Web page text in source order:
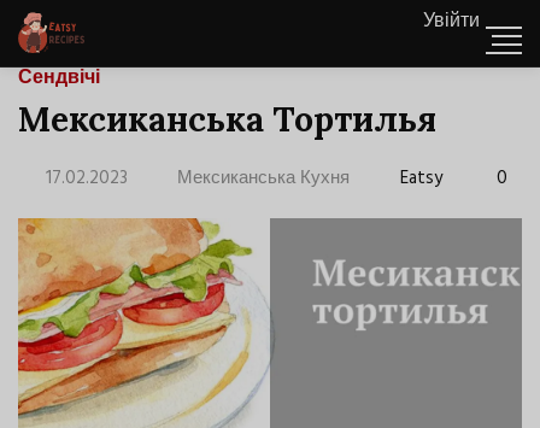
Увійти
Сендвічі
Мексиканська Тортилья
17.02.2023 Мексиканська Кухня Eatsy 0